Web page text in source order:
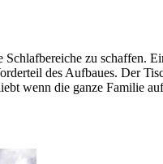
zu schaffen.
des Aufbaues. Der
wenn die ganze Familie